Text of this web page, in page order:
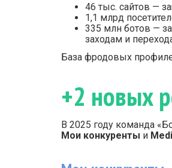
46 тыс. сайтов —
1,1 млрд
335 млн ботов —
заходам и
База фродовых
+2 новых
В 2025 году команда
Мои конкуренты и